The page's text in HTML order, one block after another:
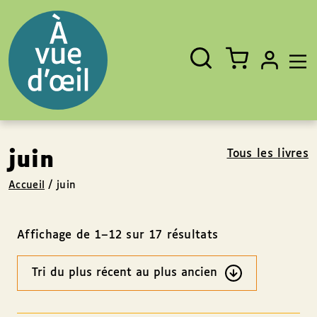
Fermer
Rechercher
un
livre,
un
auteur,
un
EAN
juin Tous les livres
Accueil / juin
Affichage de 1–12 sur 17 résultats
Ordre